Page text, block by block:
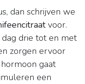
dan schrijven we
voor.
drie tot en met
zorgen ervoor
gaat
een